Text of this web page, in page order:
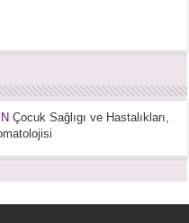
Çocuk Sağlıgı ve Hastalıkları,